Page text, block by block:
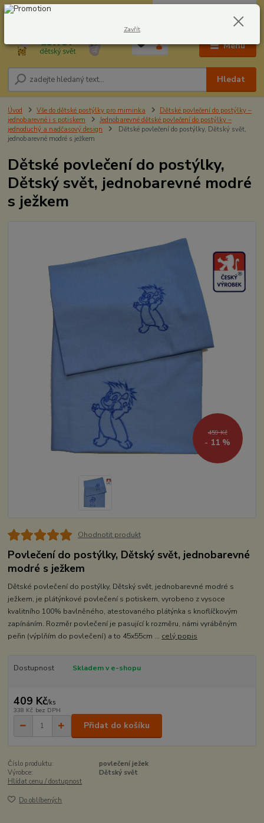
Menu
Hledat
604278943 0,00 Kč
Úvod Vše do dětské postýlky pro miminka
Dětské povlečení do postýlky –
jednobarevné i s potiskem
Jednobarevné dětské povlečení do postýlky –
jednoduchý a nadčasový design
Dětské povlečení do postýlky, Dětský svět,
jednobarevné modré s ježkem
Dětské povlečení do postýlky,
Dětský svět, jednobarevné modré
s ježkem
459 Kč
- 11 %
Ohodnotit produkt
Povlečení do postýlky, Dětský svět, jednobarevné
modré s ježkem
Dětské povlečení do postýlky, Dětský svět, jednobarevné modré s
ježkem, je plátýnkové povlečení s potiskem, vyrobeno z vysoce
kvalitního 100% bavlněného, atestovaného plátýnka s knoflíčkovým
zapínáním. Rozměr povlečení je pasující k rozměru, námi vyráběným
peřin (výplňím do povlečení) a to 45x55cm ... celý popis
Dostupnost Skladem v e-shopu
409 Kč/ks
338 Kč bez DPH
Přidat do košíku
Číslo produktu:
povlečení ježek
Výrobce:
Dětský svět
Hlídat cenu / dostupnost
Do oblíbených
Zavřít